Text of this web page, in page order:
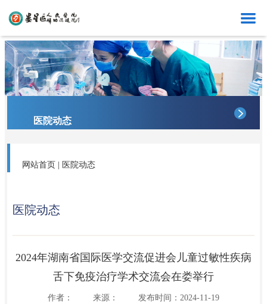
首页
医院概况
医院动态
科室导航
专家介绍
医院动态
网站首页 医院动态
医院动态
2024年湖南省国际医学交流促进会儿童过敏性疾病
舌下免疫治疗学术交流会在娄举行
作者： 来源： 发布时间：2024-11-19